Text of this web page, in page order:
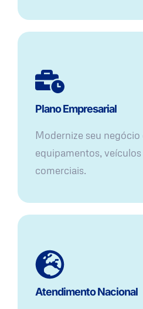
Plano Empresarial
Modernize seu negócio
equipamentos,
comerciais.
Atendimento Nacional